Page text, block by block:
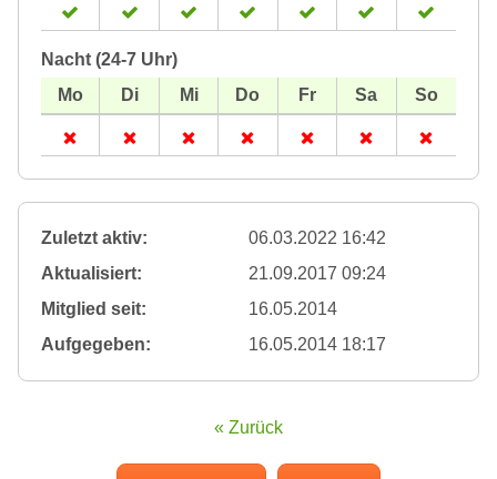
Nacht (24-7 Uhr)
Zuletzt aktiv:
06.03.2022 16:42
Aktualisiert:
21.09.2017 09:24
Mitglied seit:
16.05.2014
Aufgegeben:
16.05.2014 18:17
« Zurück